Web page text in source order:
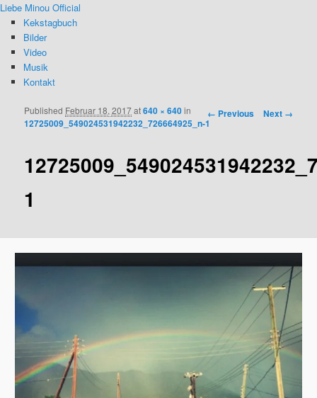
Liebe Minou Official
Kekstagbuch
Bilder
Video
Musik
Kontakt
Image navigation
← Previous Next →
1
Published Februar 18, 2017at640 × 640in
12725009_549024531942232_726664925_n-1